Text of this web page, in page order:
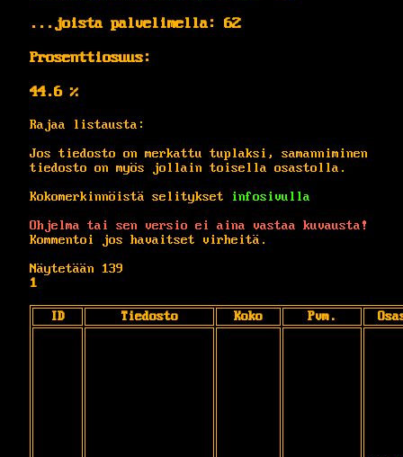
...joista palvelimella: 62
Prosenttiosuus:
44.6 %
Rajaa listausta:
Jos tiedosto on merkattu tuplaksi, samanniminen
tiedosto on myös jollain toisella osastolla.
Kokomerkinnöistä selitykset
infosivulla
Ohjelma tai sen versio ei aina vastaa kuvausta!
Kommentoi jos havaitset virheitä.
Näytetään 139
1
ID Tiedosto Koko Pvm.